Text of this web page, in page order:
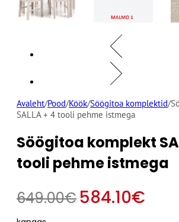
Avaleht/Pood/Köök/Söögitoa komplektid/
SALLA + 4 tooli pehme istmega
Söögitoa komplekt
tooli pehme istmega
649.00€584.10€